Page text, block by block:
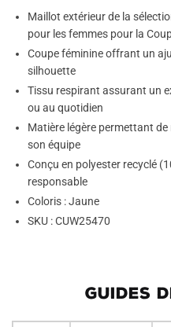
Maillot extérieur de la
pour les femmes pour la
Coupe féminine offrant un
silhouette
Tissu respirant assurant un
ou au quotidien
Matière légère permettant
son équipe
Conçu en polyester recyclé
responsable
Coloris : Jaune
SKU : CUW25470
GUIDES